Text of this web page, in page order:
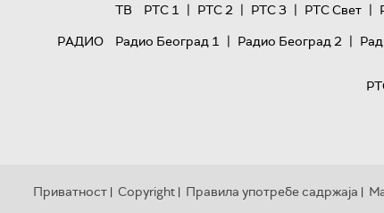
ТВ
РТС 1 | РТС 2 | РТС 3 | РТС Свет |
РАДИО
Радио Београд 1 | Радио Београд 2 |
Приватност | Copyright | Правила употребе садржаја |